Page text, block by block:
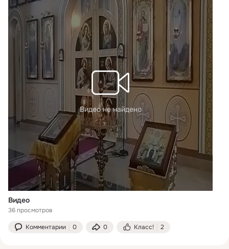
Видео не найдено
Видео
36 просмотров
Комментарии 0 0 Класс! 2